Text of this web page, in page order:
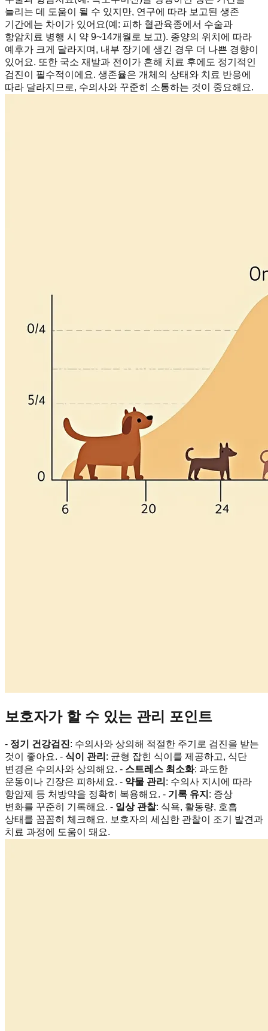
늘리는 데 도움이 될 수 있지만, 연구에 따라 보고된 생존
기간에는 차이가 있어요(예: 피하 혈관육종에서 수술과
항암치료 병행 시 약 9~14개월로 보고). 종양의 위치에 따라
예후가 크게 달라지며, 내부 장기에 생긴 경우 더 나쁜 경향이
있어요. 또한 국소 재발과 전이가 흔해 치료 후에도 정기적인
검진이 필수적이에요. 생존율은 개체의 상태와 치료 반응에
따라 달라지므로, 수의사와 꾸준히 소통하는 것이 중요해요.
보호자가 할 수 있는 관리 포인트
- 정기 건강검진: 수의사와 상의해 적절한 주기로 검진을 받는
것이 좋아요. - 식이 관리 : 균형 잡힌 식이를 제공하고, 식단
변경은 수의사와 상의해요. - 스트레스 최소화: 과도한
운동이나 긴장은 피하세요. - 약물 관리 : 수의사 지시에 따라
항암제 등 처방약을 정확히 복용해요. - 기록 유지 : 증상
변화를 꾸준히 기록해요. - 일상 관찰: 식욕, 활동량, 호흡
상태를 꼼꼼히 체크해요. 보호자의 세심한 관찰이 조기 발견과
치료 과정에 도움이 돼요.